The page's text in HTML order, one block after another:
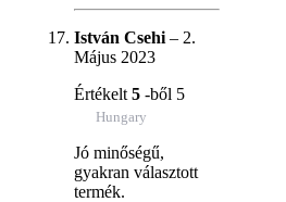
István Csehi – 2.
Május 2023
Értékelt 5 -ből 5
Hungary
Jó minőségű,
gyakran választott
termék.